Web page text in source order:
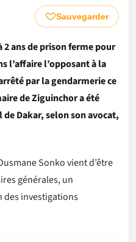
Sauvegarder
ans de prison ferme pour
l’affaire l’opposant à la
par la gendarmerie ce
de Ziguinchor a été
Dakar, selon son avocat,
Sonko vient d’être
générales, un
des investigations